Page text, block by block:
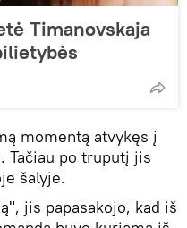
Timanovskaja
momentą atvykęs į
Tačiau po truputį jis
šalyje.
jis papasakojo, kad iš